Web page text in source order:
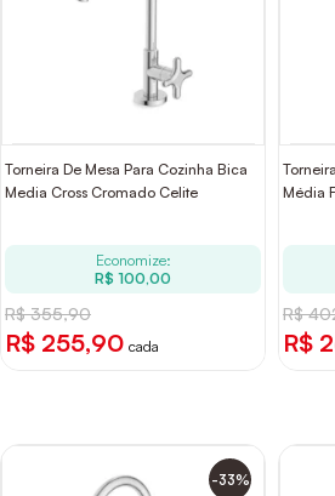
Torneira De Mesa Para Cozinha Bica
Media Cross Cromado Celite
Economize:
R$ 100,00
R$ 355,90
R$ 255,90 cada
Média
R$
R$
-33%